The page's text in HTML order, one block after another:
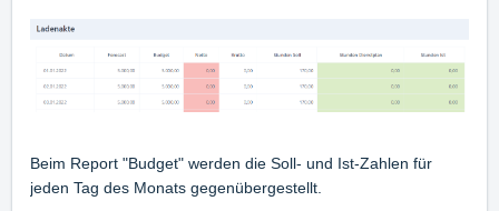
Beim Report "Budget" werden die Soll- und Ist-Zahlen für
jeden Tag des Monats gegenübergestellt.